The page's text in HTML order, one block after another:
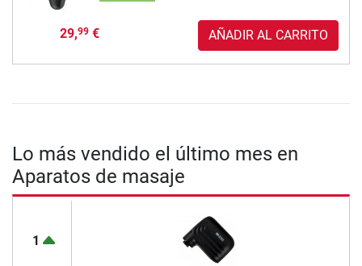
29,99€ AÑADIR AL CARRITO
Lo más vendido el último mes en
Aparatos de masaje
1